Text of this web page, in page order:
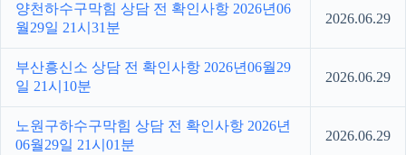
양천하수구막힘 상담 전 확인사항 2026년06
월29일 21시31분
2026.06.29
부산흥신소 상담 전 확인사항 2026년06월29
일 21시10분
2026.06.29
노원구하수구막힘 상담 전 확인사항 2026년
06월29일 21시01분
2026.06.29